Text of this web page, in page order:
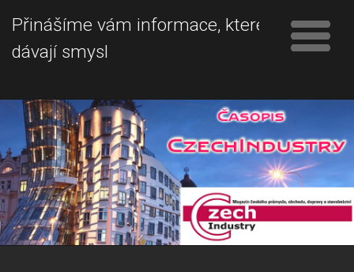
Přinášíme vám informace, které
dávají smysl